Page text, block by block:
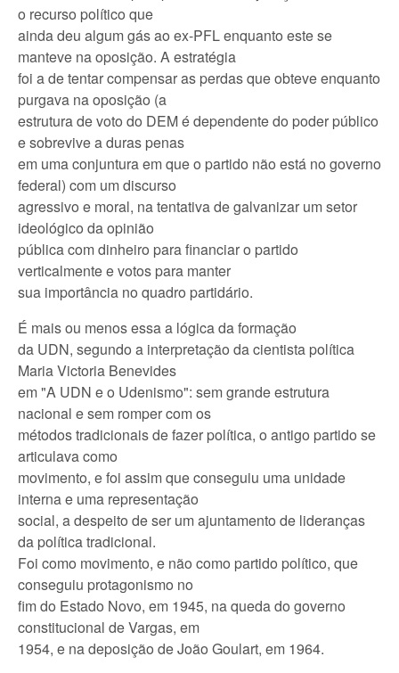
o recurso político que
ainda deu algum gás ao ex-PFL enquanto este se
manteve na oposição. A estratégia
foi a de tentar compensar as perdas que obteve enquanto
purgava na oposição (a
estrutura de voto do DEM é dependente do poder público
e sobrevive a duras penas
em uma conjuntura em que o partido não está no governo
federal) com um discurso
agressivo e moral, na tentativa de galvanizar um setor
ideológico da opinião
pública com dinheiro para financiar o partido
verticalmente e votos para manter
sua importância no quadro partidário.
É mais ou menos essa a lógica da formação
da UDN, segundo a interpretação da cientista política
Maria Victoria Benevides
em "A UDN e o Udenismo": sem grande estrutura
nacional e sem romper com os
métodos tradicionais de fazer política, o antigo partido se
articulava como
movimento, e foi assim que conseguiu uma unidade
interna e uma representação
social, a despeito de ser um ajuntamento de lideranças
da política tradicional.
Foi como movimento, e não como partido político, que
conseguiu protagonismo no
fim do Estado Novo, em 1945, na queda do governo
constitucional de Vargas, em
1954, e na deposição de João Goulart, em 1964.